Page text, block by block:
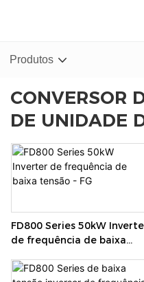
Produtos
CONVERSOR
DE UNIDADE
FD800 Series 50kW
de frequência de baixa